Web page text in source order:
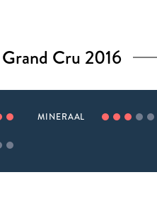
Cru 2016
MINERAAL